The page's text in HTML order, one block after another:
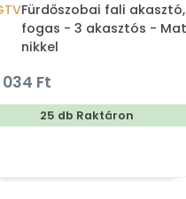
Fürdőszobai fali akasztó,
fogas - 3 akasztós - Matt
nikkel
034 Ft
25 db Raktáron